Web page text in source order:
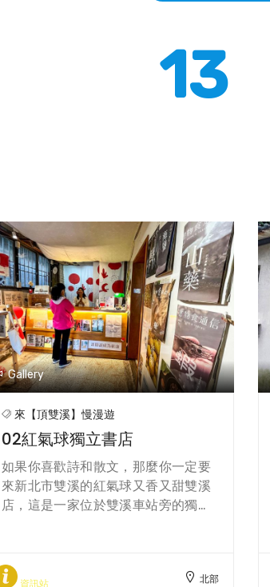
13
Gallery
來【頂雙溪】慢漫遊
02紅氣球獨立書店
如果你喜歡詩和散文，那麼你一定要
來新北市雙溪的紅氣球又香又甜雙溪
店，這是一家位於雙溪車站旁的獨立
裡不僅有精選的詩集和文學作品，還
有創作者的作品展覽和地方特產的食
資訊站 北部